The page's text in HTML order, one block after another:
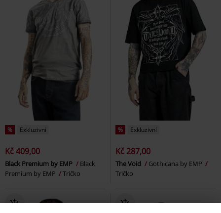
% Exkluzivní
Kč 409,00
Black Premium by EMP
Black
Premium by EMP
Tričko
% Exkluzivní
Kč 287,00
The Void
Gothicana by EMP
Tričko